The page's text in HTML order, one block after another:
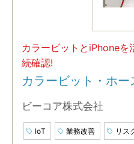
カラービットとiPhoneを
続確認!
カラービット・ホー
ビーコア株式会社
IoT 業務改善 リス